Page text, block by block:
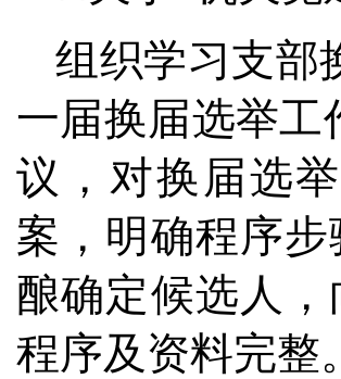
组织学习支部
一届换届选举工
议，对换届选
案，明确程序
酿确定候选人
程序及资料完整。